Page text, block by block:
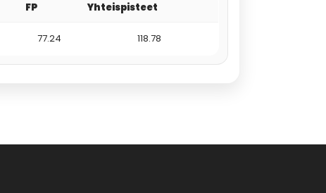
FP Yhteispisteet
77.24 118.78